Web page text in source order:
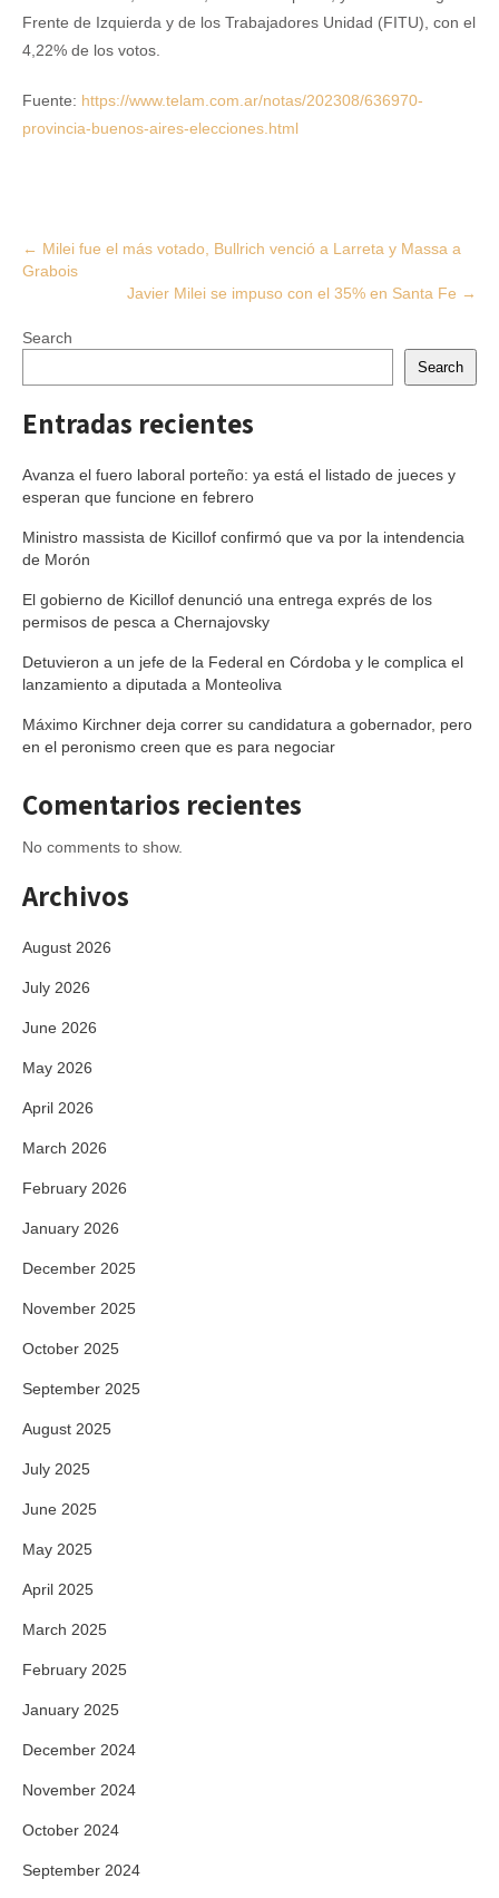
Frente de Izquierda y de los Trabajadores Unidad (FITU), con el
4,22% de los votos.
Fuente: https://www.telam.com.ar/notas/202308/636970-
provincia-buenos-aires-elecciones.html
Post
navigation
← Milei fue el más votado, Bullrich venció a Larreta y Massa a
Grabois
Javier Milei se impuso con el 35% en Santa Fe →
Search
Search
Entradas recientes
Avanza el fuero laboral porteño: ya está el listado de jueces y
esperan que funcione en febrero
Ministro massista de Kicillof confirmó que va por la intendencia
de Morón
El gobierno de Kicillof denunció una entrega exprés de los
permisos de pesca a Chernajovsky
Detuvieron a un jefe de la Federal en Córdoba y le complica el
lanzamiento a diputada a Monteoliva
Máximo Kirchner deja correr su candidatura a gobernador, pero
en el peronismo creen que es para negociar
Comentarios recientes
No comments to show.
Archivos
August 2026
July 2026
June 2026
May 2026
April 2026
March 2026
February 2026
January 2026
December 2025
November 2025
October 2025
September 2025
August 2025
July 2025
June 2025
May 2025
April 2025
March 2025
February 2025
January 2025
December 2024
November 2024
October 2024
September 2024